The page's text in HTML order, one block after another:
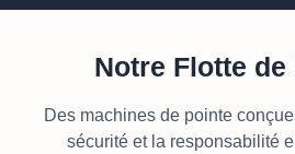
Notre Flotte de
Des machines de pointe
sécurité et la responsabilité